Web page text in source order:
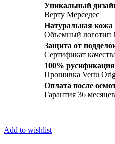
Mercedes-
Уникальный
Верту Мерседес
Натуральная кожа
Объемный логотип
Защита от
Сертификат
100% русификация
Прошивка Vertu
Оплата после
Гарантия 36 месяцев
Add to wishlist